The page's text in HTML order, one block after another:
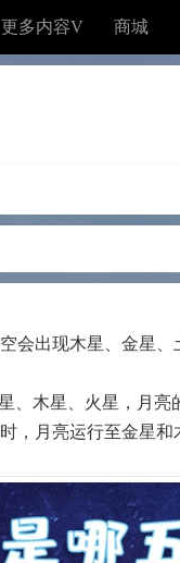
更多内容V 商城
出现木星、金星、
木星、火星，月亮
，月亮运行至金星